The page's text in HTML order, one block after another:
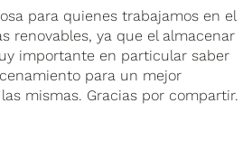
para quienes trabajamos en el
renovables, ya que el almacenar
importante en particular saber
para un mejor
mismas. Gracias por compartir.